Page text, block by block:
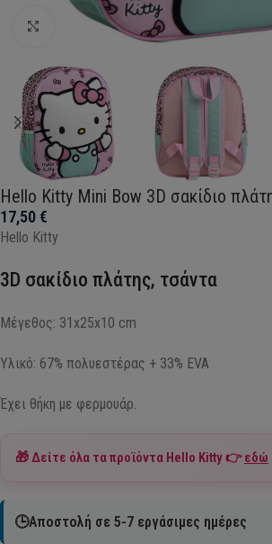
Click to enlarge
Hello Kitty Mini Bow 3D σακίδιο
17,50€
Hello Kitty
3D σακίδιο πλάτης, τσάντα
Μέγεθος: 31x25x10 cm
Υλικό: 67% πολυεστέρας + 33% EVA
Έχει θήκη με φερμουάρ.
🎁 Δείτε όλα τα προϊόντα Hello Kitty👉εδώ
🕒Αποστολή σε 5-7 εργάσιμες ημέρες